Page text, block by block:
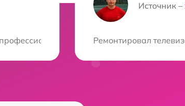
справились с
Источник –
Ремонтировал